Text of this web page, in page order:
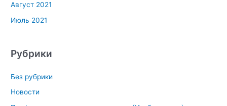
Август 2021
Июль 2021
Рубрики
Без рубрики
Новости